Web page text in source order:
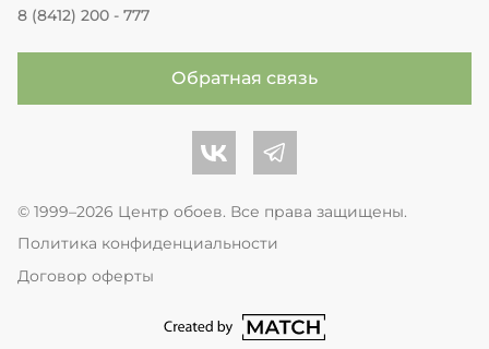
8 (8412) 200 - 777
Обратная связь
Центр обоев во Вконтакте
Центр обоев в Телеграме
© 1999–2026 Центр обоев. Все права защищены.
Политика конфиденциальности
Договор оферты
перейти на сайт студии Match